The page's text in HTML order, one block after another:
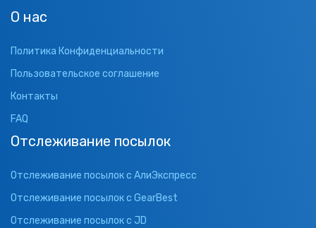
О нас
Политика Конфиденциальности
Пользовательское соглашение
Контакты
FAQ
Отслеживание посылок
Отслеживание посылок с АлиЭкспресс
Отслеживание посылок с GearBest
Отслеживание посылок с JD